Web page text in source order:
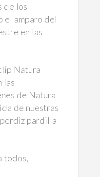
de los
el amparo del
en las
Natura
las
de Natura
de nuestras
pardilla
todos,